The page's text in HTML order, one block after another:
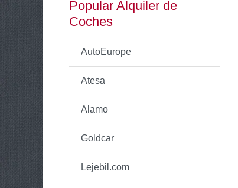
Popular Alquiler de
Coches
AutoEurope
Atesa
Alamo
Goldcar
Lejebil.com